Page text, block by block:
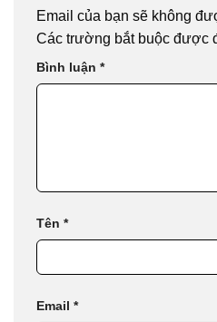
Email của bạn sẽ không
Các trường bắt buộc được
Bình luận *
Tên *
Email *